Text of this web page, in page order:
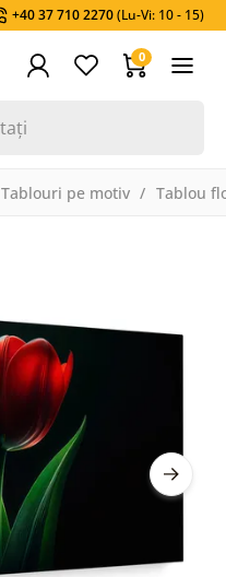
+40 37 710 2270(Lu-Vi: 10 - 15)
0
Tablouri pe motiv Tablou